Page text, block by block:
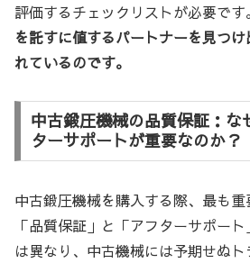
評価するチェックリストが必要です。
を託すに値するパートナーを見つ
れているのです。
中古鍛圧機械の品質保証：な
ターサポートが重要なのか？
中古鍛圧機械を購入する際、最も
「品質保証」と「アフターサポー
は異なり、中古機械には予期せぬ